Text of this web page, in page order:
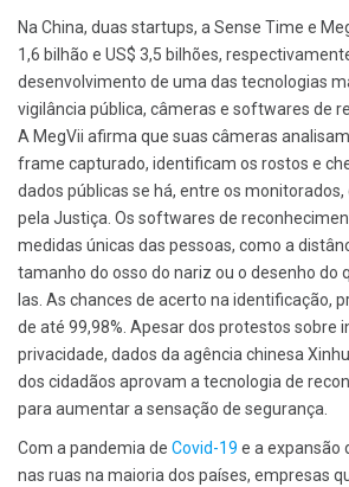
Na China, duas startups, a Sense Time e
1,6 bilhão e US$ 3,5 bilhões,
desenvolvimento de uma das tecnologias
vigilância pública, câmeras e softwares de
A MegVii afirma que suas câmeras
frame capturado, identificam os rostos e
dados públicas se há, entre os
pela Justiça. Os softwares de
medidas únicas das pessoas, como a
tamanho do osso do nariz ou o desenho do
las. As chances de acerto na identificação,
de até 99,98%. Apesar dos protestos sobre
privacidade, dados da agência chinesa
dos cidadãos aprovam a tecnologia de
para aumentar a sensação de segurança.
Com a pandemia de Covid-19 e a expansão
nas ruas na maioria dos países, empresas